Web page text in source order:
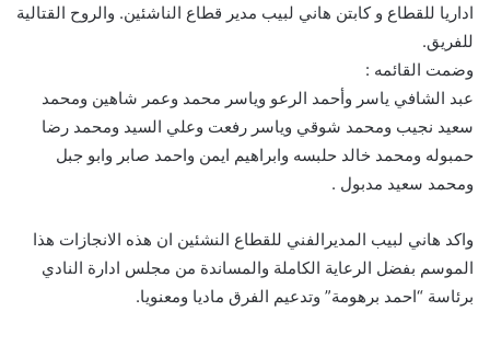
اداريا للقطاع و كابتن هاني لبيب مدير قطاع الناشئين. والروح القتالية
للفريق.
وضمت القائمه :
عبد الشافي ياسر وأحمد الرعو وياسر محمد وعمر شاهين ومحمد
سعيد نجيب ومحمد شوقي وياسر رفعت وعلي السيد ومحمد رضا
حمبوله ومحمد خالد حلبسه وابراهيم ايمن واحمد صابر وابو جبل
ومحمد سعيد مدبول .
واكد هاني لبيب المديرالفني للقطاع النشئين ان هذه الانجازات هذا
الموسم بفضل الرعاية الكاملة والمساندة من مجلس ادارة النادي
برئاسة “احمد برهومة” وتدعيم الفرق ماديا ومعنويا.